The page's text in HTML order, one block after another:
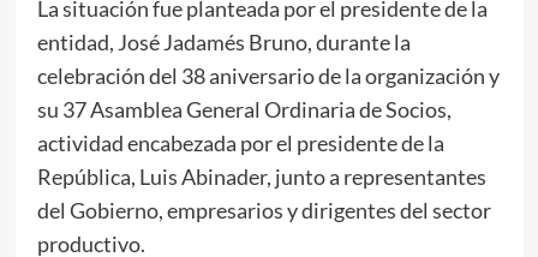
La situación fue planteada por el presidente de la
entidad, José Jadamés Bruno, durante la
celebración del 38 aniversario de la organización y
su 37 Asamblea General Ordinaria de Socios,
actividad encabezada por el presidente de la
República, Luis Abinader, junto a representantes
del Gobierno, empresarios y dirigentes del sector
productivo.